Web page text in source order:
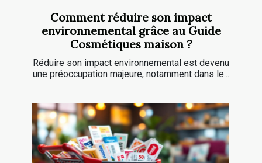
Comment réduire son impact
environnemental grâce au Guide
Cosmétiques maison ?
Réduire son impact environnemental est devenu
une préoccupation majeure, notamment dans le...